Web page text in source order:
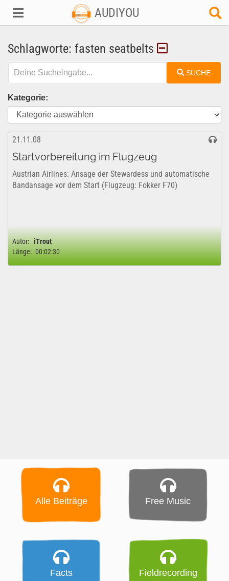
AUDIYOU
Schlagworte: fasten seatbelts
SUCHE
Kategorie:
21.11.08
Startvorbereitung im Flugzeug
Austrian Airlines: Ansage der Stewardess und automatische
Bandansage vor dem Start (Flugzeug: Fokker F70)
Autor: iTrout
Länge: 00:02:30
Alle Beiträge Free Music
Facts Fieldrecording